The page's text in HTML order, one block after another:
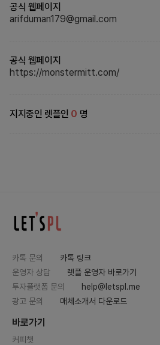
공식 웹페이지
arifduman179@gmail.com
공식 웹페이지
https://monstermitt.com/
지지중인 렛플인 0 명
카톡 문의
카톡 링크
운영자 상담
렛플 운영자 바로가기
투자플랫폼 문의
help@letspl.me
광고 문의
매체소개서 다운로드
바로가기
커피챗